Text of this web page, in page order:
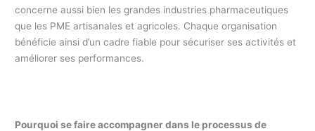
concerne aussi bien les grandes industries pharmaceutiques
que les PME artisanales et agricoles. Chaque organisation
bénéficie ainsi d’un cadre fiable pour sécuriser ses activités et
améliorer ses performances.
Pourquoi se faire accompagner dans le processus de